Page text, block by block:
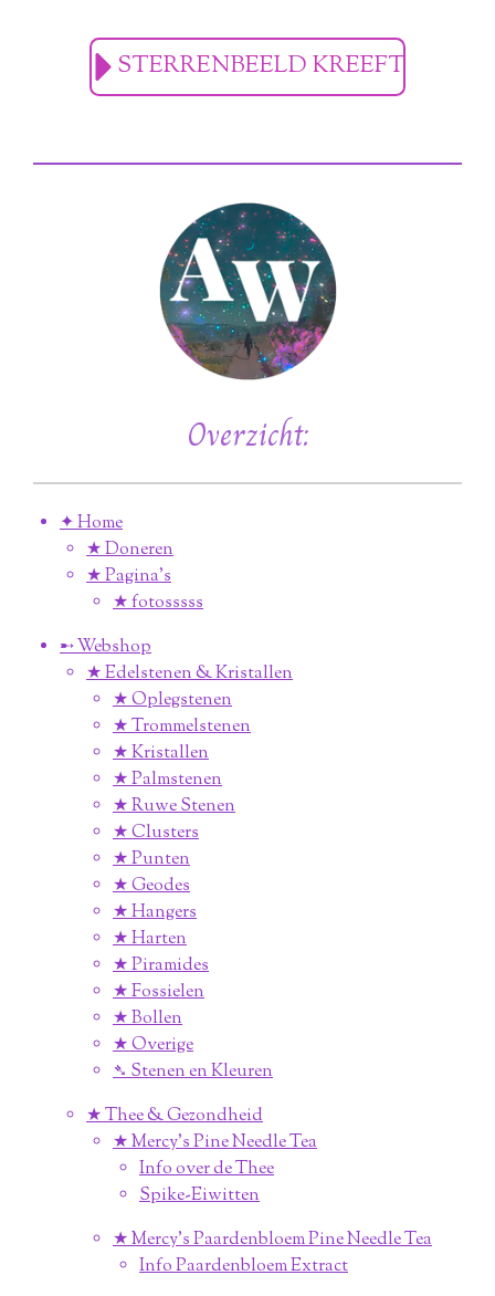
STERRENBEELD KREEFT
Overzicht:
✦ Home
★ Doneren
★ Pagina’s
★ fotosssss
➸ Webshop
★ Edelstenen & Kristallen
★ Oplegstenen
★ Trommelstenen
★ Kristallen
★ Palmstenen
★ Ruwe Stenen
★ Clusters
★ Punten
★ Geodes
★ Hangers
★ Harten
★ Piramides
★ Fossielen
★ Bollen
★ Overige
➴ Stenen en Kleuren
★ Thee & Gezondheid
★ Mercy's Pine Needle Tea
Info over de Thee
Spike-Eiwitten
★ Mercy's Paardenbloem Pine Needle Tea
Info Paardenbloem Extract